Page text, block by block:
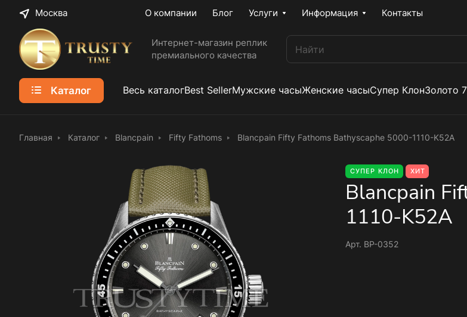
Москва О компании Блог Услуги Информация Контакты
Интернет-магазин реплик
премиального качества
Каталог Весь каталогBest SellerМужские часыЖенские часыСупер КлонЗолото
Главная Каталог Blancpain Fifty Fathoms Blancpain Fifty Fathoms Bathyscaphe 5000-1110-K52A
СУПЕР КЛОН ХИТ
Blancpain
1110-K52A
Арт. BP-0352